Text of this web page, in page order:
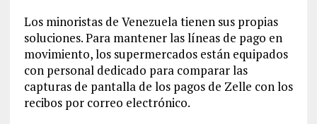
Los minoristas de Venezuela tienen sus propias
soluciones. Para mantener las líneas de pago en
movimiento, los supermercados están equipados
con personal dedicado para comparar las
capturas de pantalla de los pagos de Zelle con los
recibos por correo electrónico.